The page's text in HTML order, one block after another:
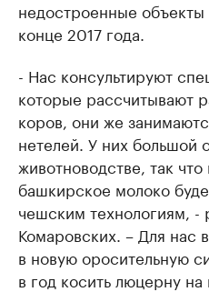
недостроенные
конце 2017 года.
- Нас консультируют
которые рассчитывают
коров, они же
нетелей. У них большой
животноводстве, так
башкирское молоко
чешским технологиям, -
Комаровских. – Для нас
в новую оросительную
в год косить люцерну